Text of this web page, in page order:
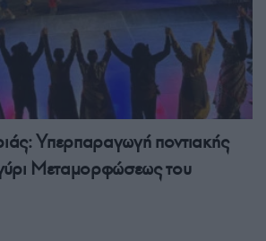
Υπερπαραγωγή ποντιακής
Μεταμορφώσεως του